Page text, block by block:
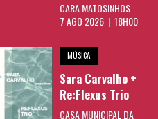
CARA MATOSINHOS
7 AGO 2026 | 18H00
MÚSICA
Sara Carvalho +
Re:Flexus Trio
CASA MUNICIPAL DA